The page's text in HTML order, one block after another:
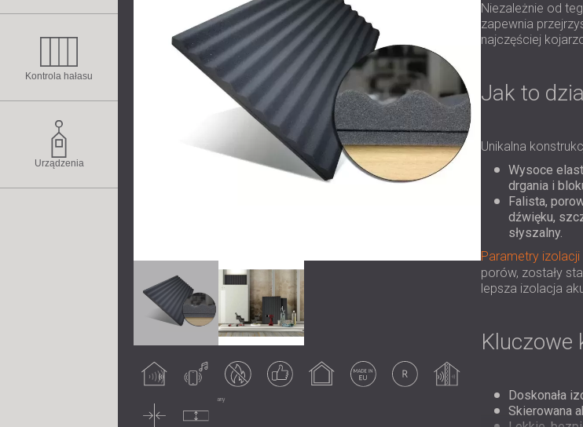
Kontrola hałasu
Urządzenia
akustyczna
powietrzny
wynik
pomieszczeniach
akustyczna
Nieskompresowany
Niezależnie od
zapewnia
najczęściej
Jak to
Unikalna
Wysoce
drgania i
Falista,
dźwięku,
słyszalny.
Parametry
porów, zostały
lepsza izolacja
Kluczowe
Doskonała
Skierowana